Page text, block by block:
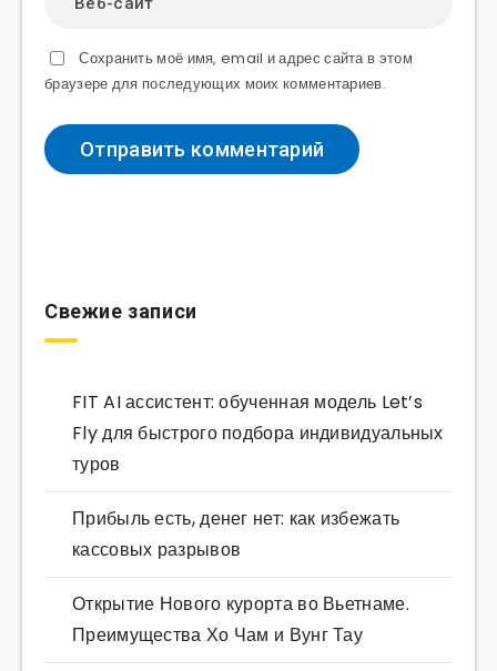
Сохранить моё имя, email и адрес сайта в этом
браузере для последующих моих комментариев.
Свежие записи
FIT AI ассистент: обученная модель Let’s
Fly для быстрого подбора индивидуальных
туров
Прибыль есть, денег нет: как избежать
кассовых разрывов
Открытие Нового курорта во Вьетнаме.
Преимущества Хо Чам и Вунг Тау